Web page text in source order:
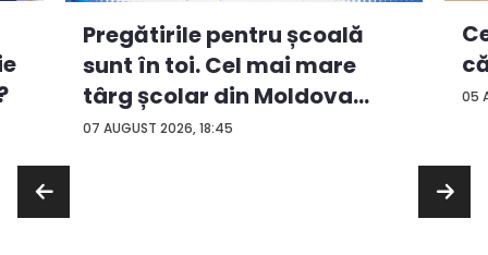
07 AUGUST 2026, 18:45
Pregătirile pentru școală
sunt în toi. Cel mai mare
târg școlar din Moldova
con...
05